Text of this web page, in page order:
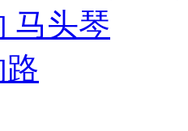
马头琴